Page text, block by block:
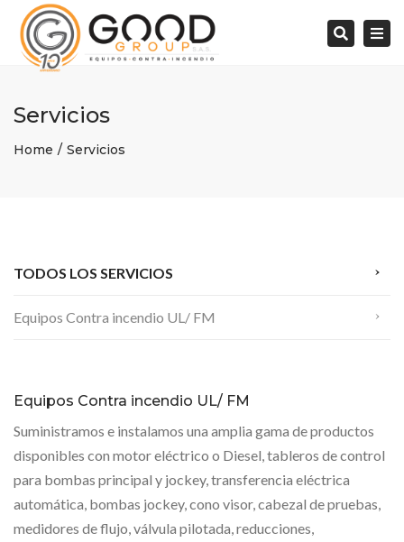
Buscar:
Servicios
Home Servicios
TODOS LOS SERVICIOS
Equipos Contra incendio UL/ FM
Equipos Contra incendio UL/ FM
Suministramos e instalamos una amplia gama de productos
disponibles con motor eléctrico o Diesel, tableros de control
para bombas principal y jockey, transferencia eléctrica
automática, bombas jockey, cono visor, cabezal de pruebas,
medidores de flujo, válvula pilotada, reducciones,